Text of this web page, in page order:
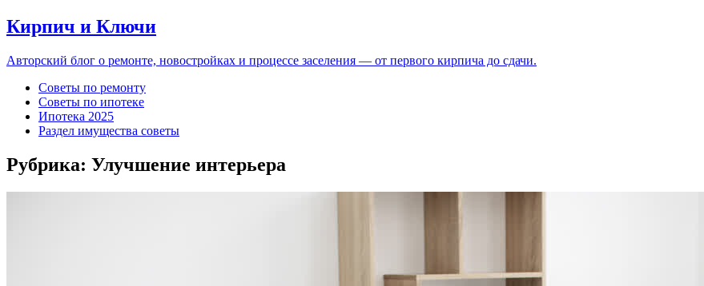
Кирпич и Ключи
Авторский блог о ремонте, новостройках и процессе заселения — от первого кирпича до сдачи.
Советы по ремонту
Советы по ипотеке
Ипотека 2025
Раздел имущества советы
Рубрика: Улучшение интерьера